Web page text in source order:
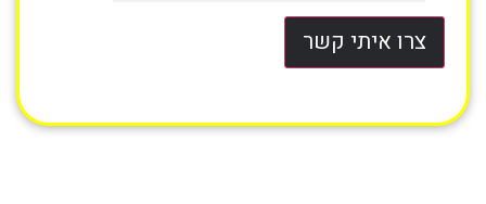
צרו איתי קשר